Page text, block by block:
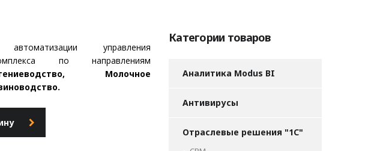
управления
по направлениям
Молочное
Категории товаров
Аналитика Modus BI
Антивирусы
Отраслевые решения "1С"